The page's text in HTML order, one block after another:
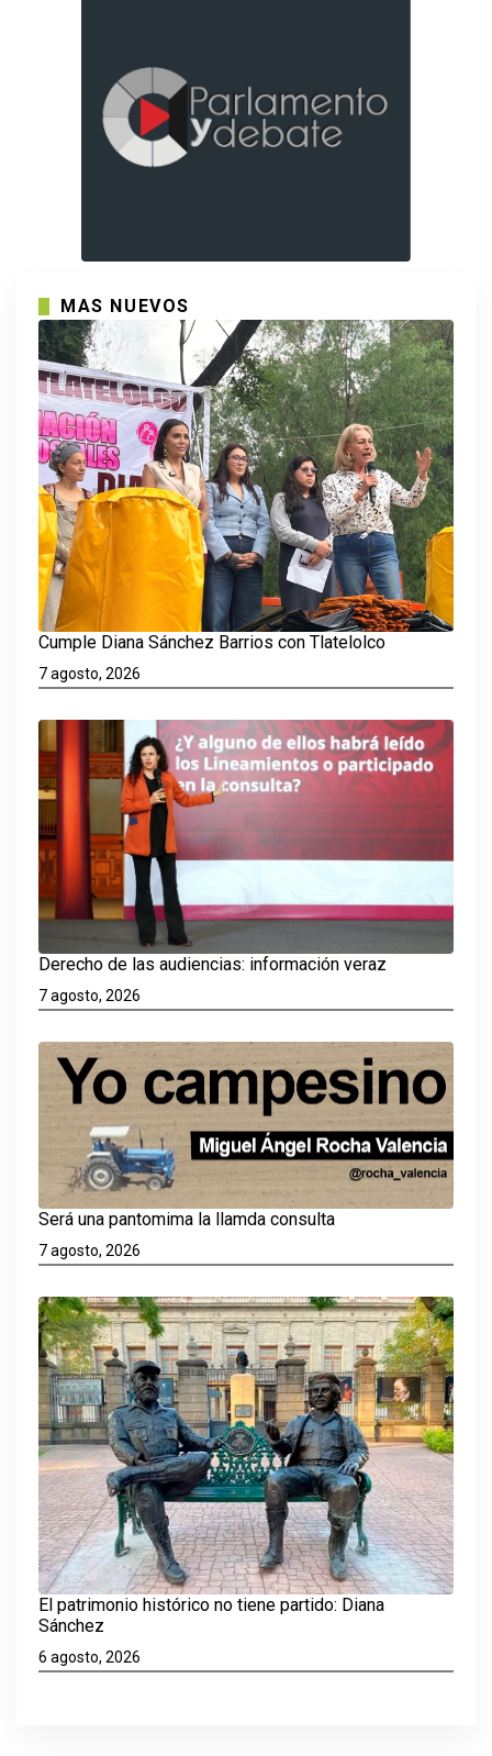
MAS NUEVOS
Cumple Diana Sánchez Barrios con Tlatelolco
7 agosto, 2026
Derecho de las audiencias: información veraz
7 agosto, 2026
Será una pantomima la llamda consulta
7 agosto, 2026
El patrimonio histórico no tiene partido: Diana
Sánchez
6 agosto, 2026